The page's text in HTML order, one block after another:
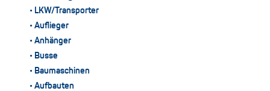
LKW/Transporter
Auflieger
Anhänger
Busse
Baumaschinen
Aufbauten